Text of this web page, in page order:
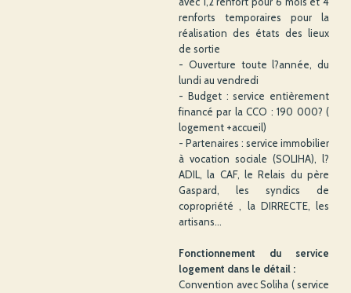
renforts temporaires pour la
réalisation des états des lieux
de sortie
- Ouverture toute l?année, du
lundi au vendredi
- Budget : service entièrement
financé par la CCO : 190 000? (
logement +accueil)
- Partenaires : service immobilier
à vocation sociale (SOLIHA), l?
ADIL, la CAF, le Relais du père
Gaspard, les syndics de
copropriété , la DIRRECTE, les
artisans...
Fonctionnement du service
logement dans le détail :
Convention avec Soliha ( service